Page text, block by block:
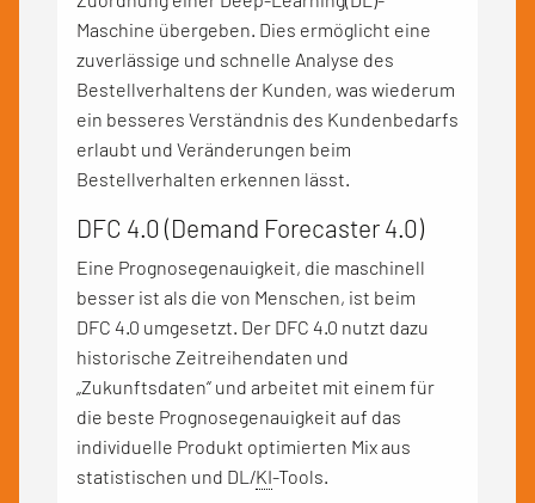
Maschine übergeben. Dies ermöglicht eine
zuverlässige und schnelle Analyse des
Bestellverhaltens der Kunden, was wiederum
ein besseres Verständnis des Kundenbedarfs
erlaubt und Veränderungen beim
Bestellverhalten erkennen lässt.
DFC 4.0 (Demand Forecaster 4.0)
Eine Prognosegenauigkeit, die maschinell
besser ist als die von Menschen, ist beim
DFC 4.0 umgesetzt. Der DFC 4.0 nutzt dazu
historische Zeitreihendaten und
„Zukunftsdaten“ und arbeitet mit einem für
die beste Prognosegenauigkeit auf das
individuelle Produkt optimierten Mix aus
statistischen und DL/KI-Tools.